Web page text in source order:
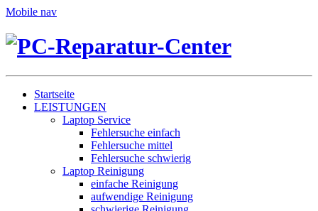
Mobile nav
Startseite
LEISTUNGEN
Laptop Service
Fehlersuche einfach
Fehlersuche mittel
Fehlersuche schwierig
Laptop Reinigung
einfache Reinigung
aufwendige Reinigung